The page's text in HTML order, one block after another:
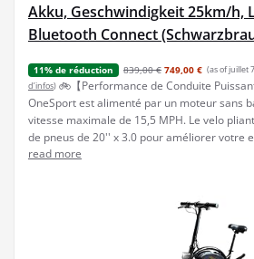
Akku, Geschwindigkeit 25km/h,
Bluetooth Connect
11% de réduction 839,00 € 749,00 € (as of juillet
d’infos) 🚲【Performance de Conduite
OneSport est alimenté par un moteur sans
vitesse maximale de 15,5 MPH. Le velo
de pneus de 20'' x 3.0 pour améliorer votre
read more